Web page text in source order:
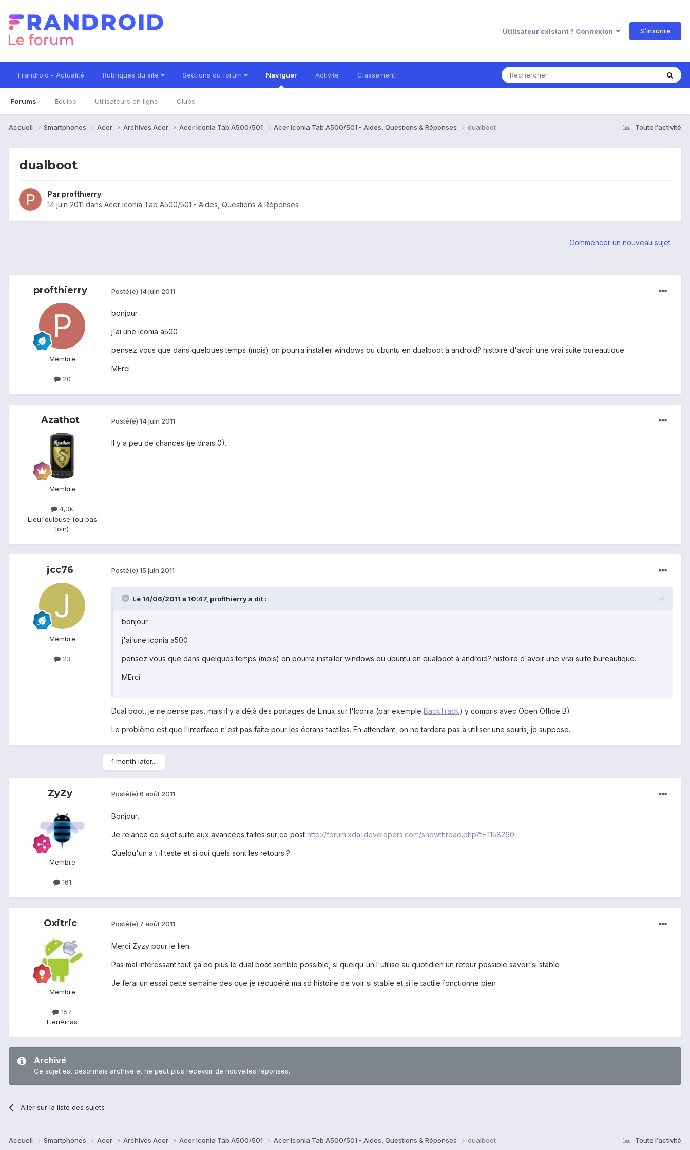
Utilisateur existant ? Connexion S’inscrire
Frandroid - Actualité Rubriques du site Sections du forum Naviguer
Forums Équipe Utilisateurs en ligne Clubs
Activité Classement
Toute l’activité
Accueil Smartphones Acer Archives Acer Acer Iconia Tab A500/501 Acer Iconia Tab A500/501 - Aides, Questions & Réponses dualboot
dualboot
Par profthierry
14 juin 2011 dans Acer Iconia Tab A500/501 - Aides, Questions & Réponses
Commencer un nouveau sujet
profthierry
Membre
20
Posté(e) 14 juin 2011
bonjour
j'ai une iconia a500
pensez vous que dans quelques temps (mois) on pourra installer windows ou ubuntu en dualboot à android? histoire d'avoir une vrai suite bureautique.
MErci
Azathot
Membre
4,3k
LieuToulouse (ou pas
loin)
Posté(e) 14 juin 2011
Il y a peu de chances (je dirais 0).
jcc76
Membre
23
Posté(e) 15 juin 2011
Le 14/06/2011 à 10:47, profthierry a dit :
bonjour
j'ai une iconia a500
pensez vous que dans quelques temps (mois) on pourra installer windows ou ubuntu en dualboot à android? histoire d'avoir une vrai suite bureautique.
MErci
Dual boot, je ne pense pas, mais il y a déjà des portages de Linux sur l'Iconia (par exemple BackTrack) y compris avec Open Office B)
Le problème est que l'interface n'est pas faite pour les écrans tactiles. En attendant, on ne tardera pas à utiliser une souris, je suppose.
1 month later...
ZyZy
Membre
161
Posté(e) 6 août 2011
Bonjour,
Je relance ce sujet suite aux avancées faites sur ce post http://forum.xda-developers.com/showthread.php?t=1158260
Quelqu'un a t il teste et si oui quels sont les retours ?
Oxitric
Membre
157
LieuArras
Posté(e) 7 août 2011
Merci Zyzy pour le lien.
Pas mal intéressant tout ça de plus le dual boot semble possible, si quelqu'un l'utilise au quotidien un retour possible savoir si stable
Je ferai un essai cette semaine des que je récupéré ma sd histoire de voir si stable et si le tactile fonctionne bien
Archivé
Ce sujet est désormais archivé et ne peut plus recevoir de nouvelles réponses.
Aller sur la liste des sujets
Toute l’activité
Accueil Smartphones Acer Archives Acer Acer Iconia Tab A500/501 Acer Iconia Tab A500/501 - Aides, Questions & Réponses dualboot